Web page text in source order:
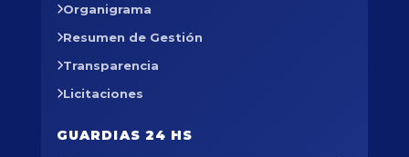
Organigrama
Resumen de Gestión
Transparencia
Licitaciones
GUARDIAS 24 HS